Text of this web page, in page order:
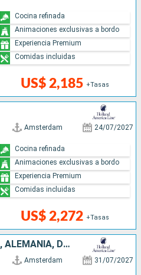
US$ 2,185 +Tasas
Cocina refinada
Animaciones exclusivas a bordo
Experiencia Premium
Comidas incluidas
Amsterdam 24/07/2027
US$ 2,272 +Tasas
Cocina refinada
Animaciones exclusivas a bordo
Experiencia Premium
Comidas incluidas
NORUEGA, PAISES BAJOS, ALEMANIA, DINAMARCA
Amsterdam 31/07/2027